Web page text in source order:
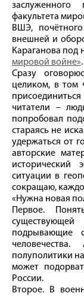
заслуженного
факультета
ВШЭ,
внешней и
Караганова под
мировой войне».
Сразу
целиком, в том
читатели –
попробовал
стараясь не
удержаться от
авторские
исторический
ситуации в
сокращаю,
«Нужна новая
Первое.
подрывающие
полуполитики
может
России.
Второе. В